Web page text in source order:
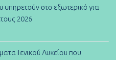
στο εξωτερικό για
2026
Γενικού Λυκείου που